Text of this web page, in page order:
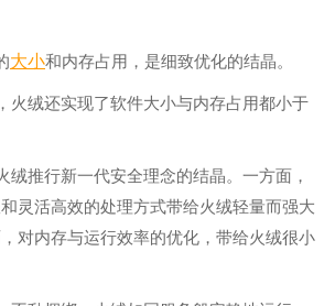
大小和内存占用，是细致优化的结晶。
火绒还实现了软件大小与内存占用都小于
绒推行新一代安全理念的结晶。一方面，
灵活高效的处理方式带给火绒轻量而强大
对内存与运行效率的优化，带给火绒很小